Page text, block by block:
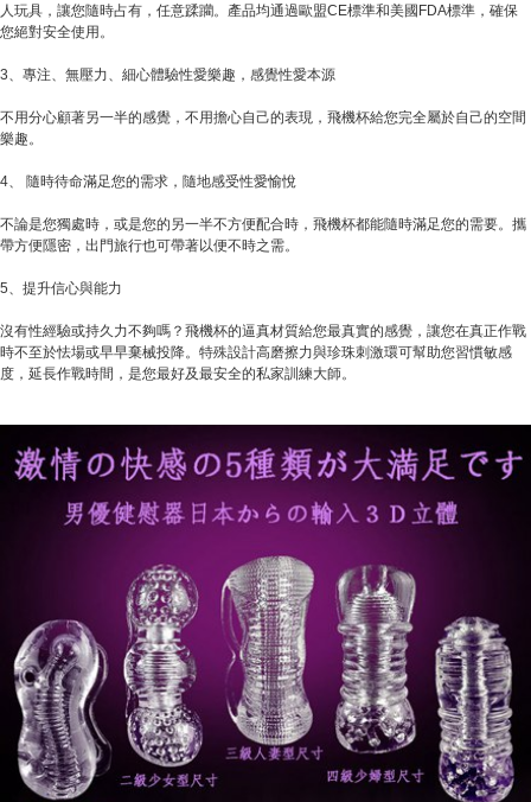
人玩具，讓您隨時占有，任意蹂躪。產品均通過歐盟CE標準和美國FDA標準，確保
您絕對安全使用。
3、專注、無壓力、細心體驗性愛樂趣，感覺性愛本源
不用分心顧著另一半的感覺，不用擔心自己的表現，飛機杯給您完全屬於自己的空間
樂趣。
4、 隨時待命滿足您的需求，隨地感受性愛愉悅
不論是您獨處時，或是您的另一半不方便配合時，飛機杯都能隨時滿足您的需要。攜
帶方便隱密，出門旅行也可帶著以便不時之需。
5、提升信心與能力
沒有性經驗或持久力不夠嗎？飛機杯的逼真材質給您最真實的感覺，讓您在真正作戰
時不至於怯場或早早棄械投降。特殊設計高磨擦力與珍珠刺激環可幫助您習慣敏感
度，延長作戰時間，是您最好及最安全的私家訓練大師。